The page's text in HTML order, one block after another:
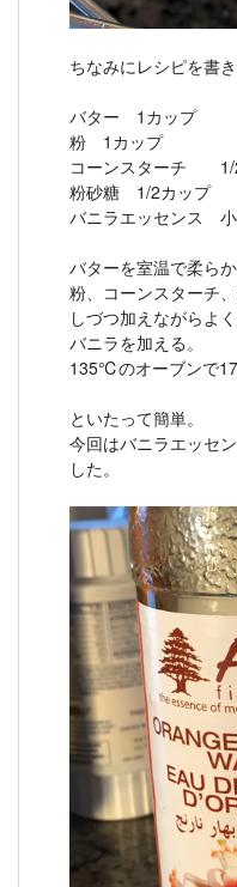
ちなみにレシピを書き
バター 1カップ
粉 1カップ
コーンスターチ 1/
粉砂糖 1/2カップ
バニラエッセンス 小
バターを室温で柔ら
粉、コーンスターチ
しづつ加えながらよ
バニラを加える。
135℃のオーブンで17
といたって簡単。
今回はバニラエッセ
した。